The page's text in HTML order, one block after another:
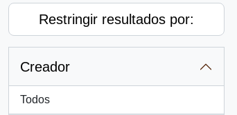
Restringir resultados por:
Creador
Todos